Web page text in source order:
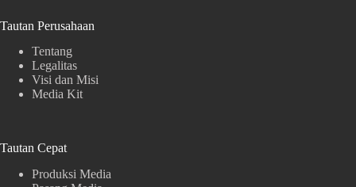
Tautan Perusahaan
Tentang
Legalitas
Visi dan Misi
Media Kit
Tautan Cepat
Produksi Media